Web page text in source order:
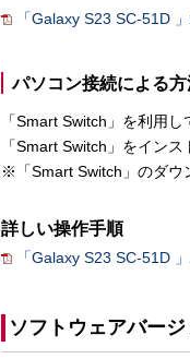
「Galaxy S23 SC-51D
パソコン接続による方
「Smart Switch」を利用
「Smart Switch」をイン
※「Smart Switch」のダウ
詳しい操作手順
「Galaxy S23 SC-51D
ソフトウェアバー